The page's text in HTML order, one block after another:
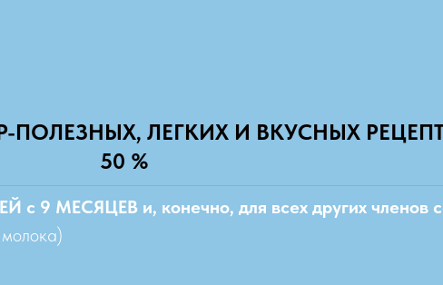
ЛЕГКИХ И ВКУСНЫХ
50 %
с 9 МЕСЯЦЕВ и, конечно, для всех других членов